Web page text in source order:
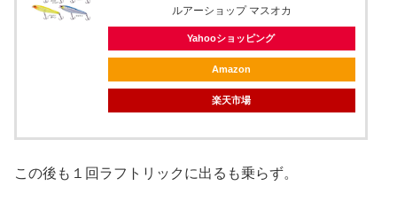
ルアーショップ マスオカ
Yahooショッピング
Amazon
楽天市場
この後も１回ラフトリックに出るも乗らず。